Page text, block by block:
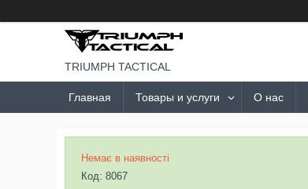
TRIUMPH TACTICAL
Главная Товары и услуги О нас
Немає в наявності
Код: 8067